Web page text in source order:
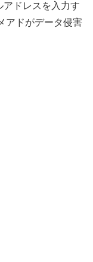
ドレスを入力す
アドがデータ侵害